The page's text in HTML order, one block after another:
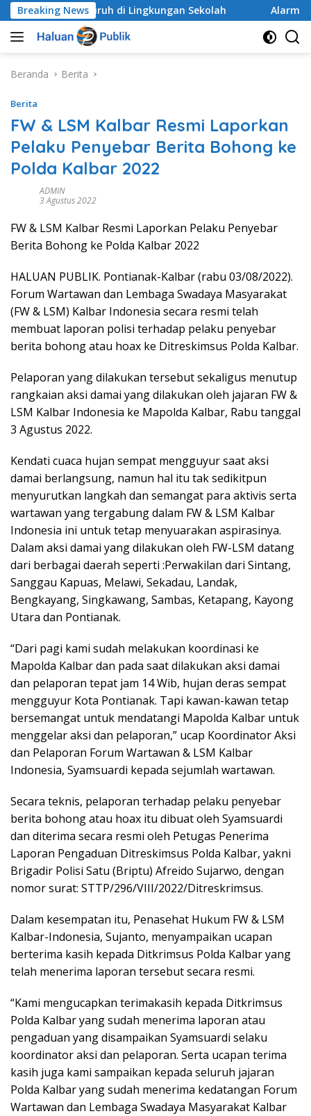
Langsung
ke
konten
Breaking News
Menyeluruh di Lingkungan Sekolah Alarm Darurat
Beranda Berita
Berita
FW & LSM Kalbar Resmi Laporkan
Pelaku Penyebar Berita Bohong ke
Polda Kalbar 2022
ADMIN
3 Agustus 2022
FW & LSM Kalbar Resmi Laporkan Pelaku Penyebar
Berita Bohong ke Polda Kalbar 2022
HALUAN PUBLIK. Pontianak-Kalbar (rabu 03/08/2022).
Forum Wartawan dan Lembaga Swadaya Masyarakat
(FW & LSM) Kalbar Indonesia secara resmi telah
membuat laporan polisi terhadap pelaku penyebar
berita bohong atau hoax ke Ditreskimsus Polda Kalbar.
Pelaporan yang dilakukan tersebut sekaligus menutup
rangkaian aksi damai yang dilakukan oleh jajaran FW &
LSM Kalbar Indonesia ke Mapolda Kalbar, Rabu tanggal
3 Agustus 2022.
Kendati cuaca hujan sempat mengguyur saat aksi
damai berlangsung, namun hal itu tak sedikitpun
menyurutkan langkah dan semangat para aktivis serta
wartawan yang tergabung dalam FW & LSM Kalbar
Indonesia ini untuk tetap menyuarakan aspirasinya.
Dalam aksi damai yang dilakukan oleh FW-LSM datang
dari berbagai daerah seperti :Perwakilan dari Sintang,
Sanggau Kapuas, Melawi, Sekadau, Landak,
Bengkayang, Singkawang, Sambas, Ketapang, Kayong
Utara dan Pontianak.
“Dari pagi kami sudah melakukan koordinasi ke
Mapolda Kalbar dan pada saat dilakukan aksi damai
dan pelaporan tepat jam 14 Wib, hujan deras sempat
mengguyur Kota Pontianak. Tapi kawan-kawan tetap
bersemangat untuk mendatangi Mapolda Kalbar untuk
menggelar aksi dan pelaporan,” ucap Koordinator Aksi
dan Pelaporan Forum Wartawan & LSM Kalbar
Indonesia, Syamsuardi kepada sejumlah wartawan.
Secara teknis, pelaporan terhadap pelaku penyebar
berita bohong atau hoax itu dibuat oleh Syamsuardi
dan diterima secara resmi oleh Petugas Penerima
Laporan Pengaduan Ditreskimsus Polda Kalbar, yakni
Brigadir Polisi Satu (Briptu) Afreido Sujarwo, dengan
nomor surat: STTP/296/VIII/2022/Ditreskrimsus.
Dalam kesempatan itu, Penasehat Hukum FW & LSM
Kalbar-Indonesia, Sujanto, menyampaikan ucapan
berterima kasih kepada Ditkrimsus Polda Kalbar yang
telah menerima laporan tersebut secara resmi.
“Kami mengucapkan terimakasih kepada Ditkrimsus
Polda Kalbar yang sudah menerima laporan atau
pengaduan yang disampaikan Syamsuardi selaku
koordinator aksi dan pelaporan. Serta ucapan terima
kasih juga kami sampaikan kepada seluruh jajaran
Polda Kalbar yang sudah menerima kedatangan Forum
Wartawan dan Lembaga Swadaya Masyarakat Kalbar